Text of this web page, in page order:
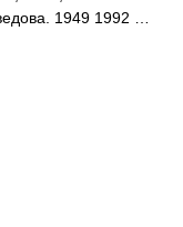
1949 1992 …